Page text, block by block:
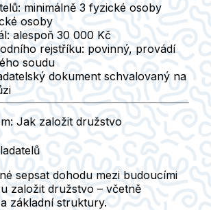
minimálně 3 fyzické osoby
osoby
alespoň 30 000 Kč
rejstříku: povinný, provádí
soudu
dokument schvalovaný na
Jak založit družstvo
sepsat dohodu mezi budoucími
založit družstvo – včetně
základní struktury.